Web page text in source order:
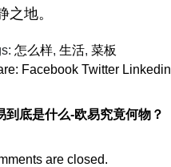
之地。
怎么样, 生活, 菜板
Facebook Twitter Linkedin
到底是什么-欧易究竟何物？
are closed.